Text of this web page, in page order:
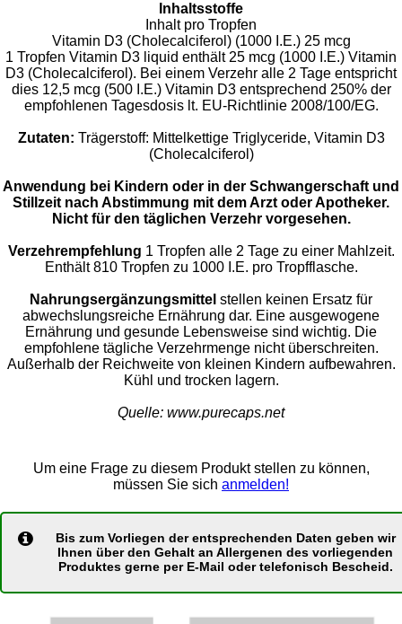
Inhaltsstoffe
Inhalt pro Tropfen
Vitamin D3 (Cholecalciferol) (1000 I.E.) 25 mcg
1 Tropfen Vitamin D3 liquid enthält 25 mcg (1000 I.E.) Vitamin
D3 (Cholecalciferol). Bei einem Verzehr alle 2 Tage entspricht
dies 12,5 mcg (500 I.E.) Vitamin D3 entsprechend 250% der
empfohlenen Tagesdosis lt. EU-Richtlinie 2008/100/EG.
Zutaten: Trägerstoff: Mittelkettige Triglyceride, Vitamin D3
(Cholecalciferol)
Anwendung bei Kindern oder in der Schwangerschaft und
Stillzeit nach Abstimmung mit dem Arzt oder Apotheker.
Nicht für den täglichen Verzehr vorgesehen.
Verzehrempfehlung 1 Tropfen alle 2 Tage zu einer Mahlzeit.
Enthält 810 Tropfen zu 1000 I.E. pro Tropfflasche.
Nahrungsergänzungsmittel stellen keinen Ersatz für
abwechslungsreiche Ernährung dar. Eine ausgewogene
Ernährung und gesunde Lebensweise sind wichtig. Die
empfohlene tägliche Verzehrmenge nicht überschreiten.
Außerhalb der Reichweite von kleinen Kindern aufbewahren.
Kühl und trocken lagern.
Quelle: www.purecaps.net
Um eine Frage zu diesem Produkt stellen zu können,
müssen Sie sich anmelden!
Bis zum Vorliegen der entsprechenden Daten geben wir
Ihnen über den Gehalt an Allergenen des vorliegenden
Produktes gerne per E-Mail oder telefonisch Bescheid.